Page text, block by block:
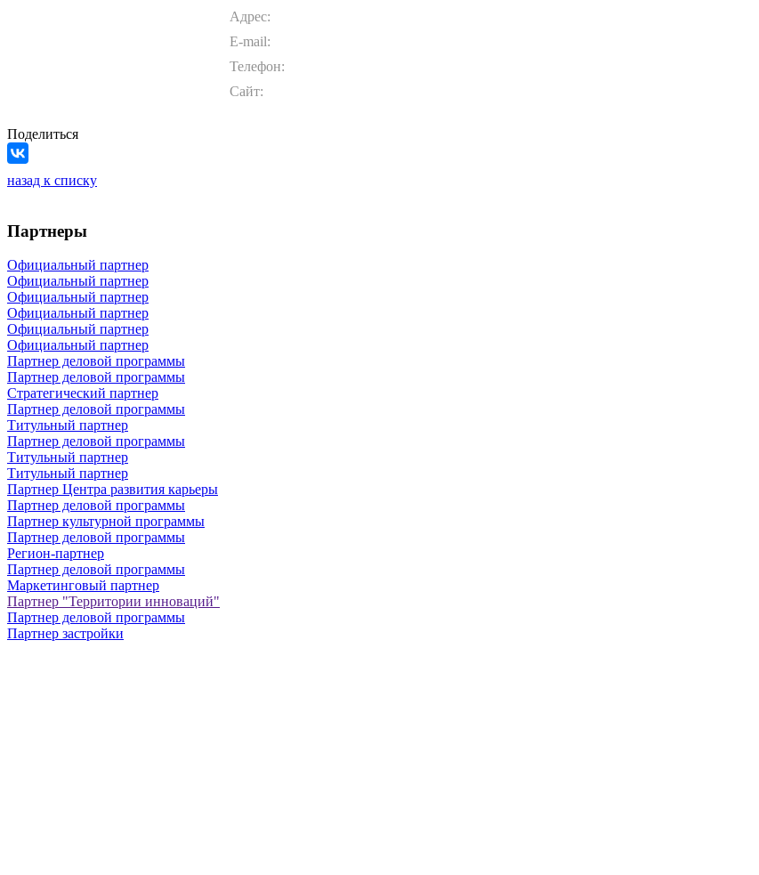
Адрес:
E-mail:
Телефон:
Сайт:
Поделиться
назад к списку
Партнеры
Официальный партнер
Официальный партнер
Официальный партнер
Официальный партнер
Официальный партнер
Официальный партнер
Партнер деловой программы
Партнер деловой программы
Стратегический партнер
Партнер деловой программы
Титульный партнер
Партнер деловой программы
Титульный партнер
Титульный партнер
Партнер Центра развития карьеры
Партнер деловой программы
Партнер культурной программы
Партнер деловой программы
Регион-партнер
Партнер деловой программы
Маркетинговый партнер
Партнер "Территории инноваций"
Партнер деловой программы
Партнер застройки